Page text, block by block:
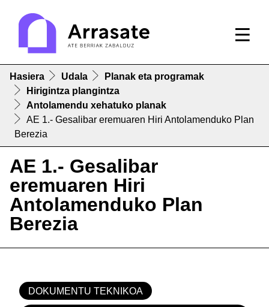
Hasiera Udala
Planak eta programak
Hirigintza plangintza
Antolamendu xehatuko planak
AE 1.- Gesalibar eremuaren Hiri Antolamenduko Plan
Berezia
AE 1.- Gesalibar
eremuaren Hiri
Antolamenduko Plan
Berezia
DOKUMENTU TEKNIKOA